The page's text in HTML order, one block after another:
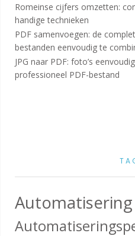
Romeinse cijfers omzetten:
handige technieken
PDF samenvoegen: de
bestanden eenvoudig te
JPG naar PDF: foto’s
professioneel PDF-bestand
Automatisering